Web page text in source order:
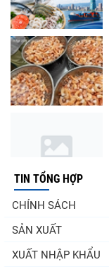
TIN TỔNG HỢP
CHÍNH SÁCH
SẢN XUẤT
XUẤT NHẬP KHẨU